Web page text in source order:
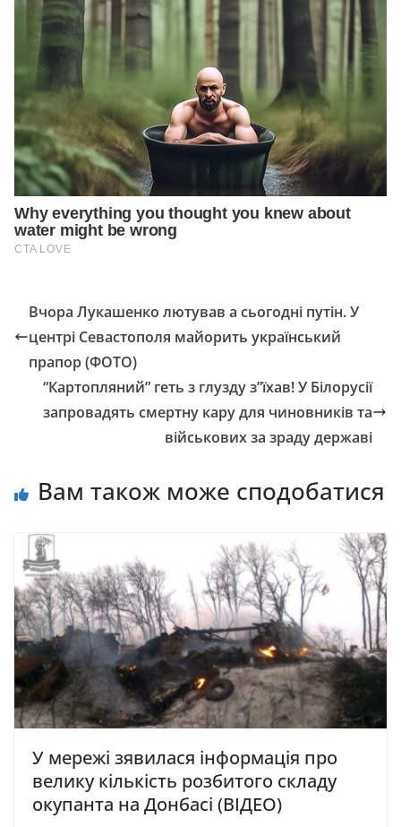
Вчора Лукашенко лютував а сьогодні путін. У
центрі Севастополя майорить український
прапор (ФОТО)
“Картопляний” геть з глузду з”їхав! У Білорусії
запpoвадять смертнy кaрy для чиновників та
військових за зраду державі
Вам також може сподобатися
У мережі зявилася інформація про
велику кількість розбитого складу
окупанта на Донбасі (ВІДЕО)